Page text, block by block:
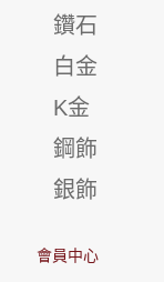
鑽石
白金
K金
鋼飾
銀飾
會員中心